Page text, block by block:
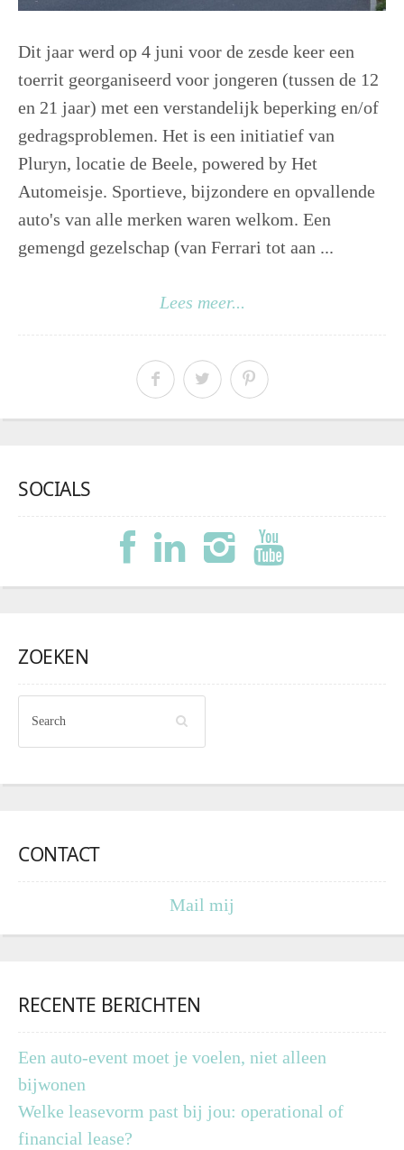
Dit jaar werd op 4 juni voor de zesde keer een
toerrit georganiseerd voor jongeren (tussen de 12
en 21 jaar) met een verstandelijk beperking en/of
gedragsproblemen. Het is een initiatief van
Pluryn, locatie de Beele, powered by Het
Automeisje. Sportieve, bijzondere en opvallende
auto's van alle merken waren welkom. Een
gemengd gezelschap (van Ferrari tot aan ...
Lees meer...
SOCIALS
ZOEKEN
CONTACT
Mail mij
RECENTE BERICHTEN
Een auto-event moet je voelen, niet alleen
bijwonen
Welke leasevorm past bij jou: operational of
financial lease?